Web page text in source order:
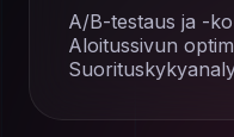
A/B-testaus ja -
Aloitussivun